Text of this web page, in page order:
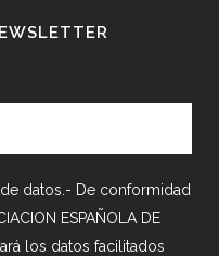
datos.- De conformidad
ESPAÑOLA DE
los datos facilitados